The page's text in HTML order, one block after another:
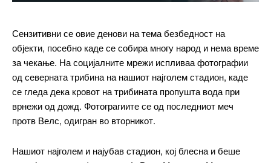
Сензитивни се овие денови на тема безбедност на
објекти, посебно каде се собира многу народ и нема време
за чекање. На социјалните мрежи испливаа фотографии
од северната трибина на нашиот најголем стадион, каде
се гледа дека кровот на трибината пропушта вода при
врнежи од дожд. Фотограгиите се од последниот меч
протв Велс, одигран во вторникот.
Нашиот најголем и најубав стадион, кој блесна и беше